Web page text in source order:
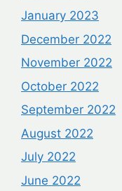
January 2023
December 2022
November 2022
October 2022
September 2022
August 2022
July 2022
June 2022